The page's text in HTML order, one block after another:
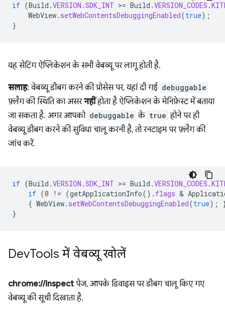
if (Build .VERSION .SDK_INT >= Build .VERSION_CODES .
WebView. setWebContentsDebuggingEnabled(true);
}
यह सेटिंग ऐप्लिकेशन के सभी वेबव्यू पर लागू होती है.
सलाह: वेबव्यू डीबग करने की प्रोसेस पर, यहां दी गई debuggable
फ़्लैग की स्थिति का असरनहींहोता है ऐप्लिकेशन के मेनिफ़ेस्ट में बताया
जा सकता है. अगर आपको debuggable के true होने पर ही
वेबव्यू डीबग करने की सुविधा चालू करनी है, तो रनटाइम पर फ़्लैग की
जांच करें.
if (Build .VERSION .SDK_INT >= Build .VERSION_CODES .
if (0 != (getApplicationInfo(). flags &
{ WebView. setWebContentsDebuggingEnabled(true);
}
DevTools में वेबव्यू खोलें
chrome://inspect पेज, आपके डिवाइस पर डीबग चालू किए गए
वेबव्यू की सूची दिखाता है.